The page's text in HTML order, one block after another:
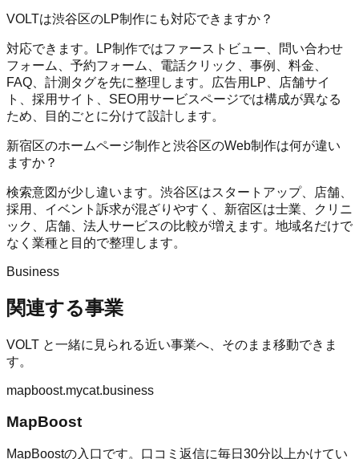
VOLTは渋谷区のLP制作にも対応できますか？
対応できます。LP制作ではファーストビュー、問い合わせ
フォーム、予約フォーム、電話クリック、事例、料金、
FAQ、計測タグを先に整理します。広告用LP、店舗サイ
ト、採用サイト、SEO用サービスページでは構成が異なる
ため、目的ごとに分けて設計します。
新宿区のホームページ制作と渋谷区のWeb制作は何が違い
ますか？
検索意図が少し違います。渋谷区はスタートアップ、店舗、
採用、イベント訴求が混ざりやすく、新宿区は士業、クリニ
ック、店舗、法人サービスの比較が増えます。地域名だけで
なく業種と目的で整理します。
Business
関連する事業
VOLT と一緒に見られる近い事業へ、そのまま移動できま
す。
mapboost.mycat.business
MapBoost
MapBoostの入口です。口コミ返信に毎日30分以上かけてい